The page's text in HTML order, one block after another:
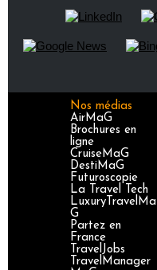
Nos médias
AirMaG
Brochures en
ligne
CruiseMaG
DestiMaG
Futuroscopie
La Travel Tech
LuxuryTravelMa
G
Partez en
France
TravelJobs
TravelManager